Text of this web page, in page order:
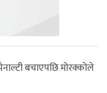
बचाएपछि मोरक्कोले